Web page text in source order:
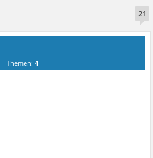
21
Themen:4